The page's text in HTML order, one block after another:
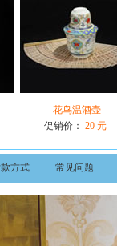
花鸟温酒壶
促销价： 20 元
方式 常见问题